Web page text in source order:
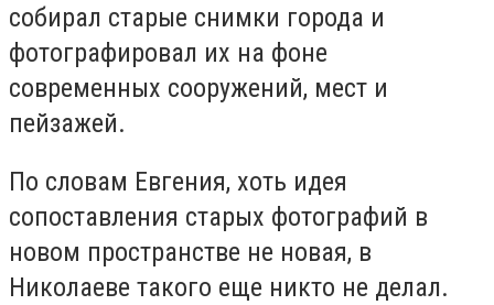
собирал старые снимки города и
фотографировал их на фоне
современных сооружений, мест и
пейзажей.
По словам Евгения, хоть идея
сопоставления старых фотографий в
новом пространстве не новая, в
Николаеве такого еще никто не делал.